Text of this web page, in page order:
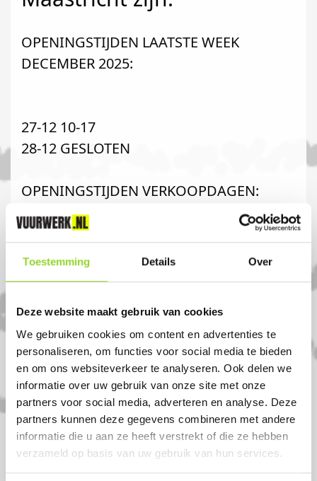
Toestemming Details Over
Deze website maakt gebruik van cookies
We gebruiken cookies om content en advertenties te
personaliseren, om functies voor social media te bieden
en om ons websiteverkeer te analyseren. Ook delen we
informatie over uw gebruik van onze site met onze
partners voor social media, adverteren en analyse. Deze
partners kunnen deze gegevens combineren met andere
informatie die u aan ze heeft verstrekt of die ze hebben
verzameld op basis van uw gebruik van hun services.
OPENINGSTIJDEN LAATSTE WEEK
DECEMBER 2025:
27-12 10-17
28-12 GESLOTEN
OPENINGSTIJDEN VERKOOPDAGEN:
MAANDAG 29 DECEMBER 09-18 UUR
DINSDAG 30 DECEMBER 09-18 UUR
Komt u uit maastricht?
Koop uw vuurwerk dan bij Hoenjet Party-
Time in Maastricht. U bent van harte
welkom! U bent uiteraard ook welkom als
u uit Limburg, Eijsden of Margraten komt.